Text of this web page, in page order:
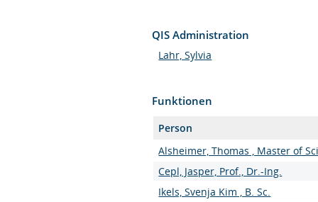
QIS Administration
Lahr, Sylvia
Funktionen
Person
Alsheimer, Thomas , Master of
Cepl, Jasper, Prof., Dr.-Ing.
Ikels, Svenja Kim , B. Sc.